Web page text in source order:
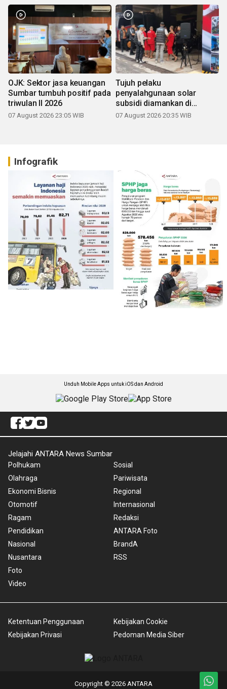
OJK: Sektor jasa keuangan
Sumbar tumbuh positif pada
triwulan II 2026
07 August 2026 23:05 WIB
Tujuh pelaku
penyalahgunaan solar
subsidi diamankan di
Sumbar
07 August 2026 20:35 WIB
Infografik
Unduh Mobile Apps untuk iOS dan Android
Jelajahi ANTARA News Sumbar
Polhukam
Olahraga
Ekonomi Bisnis
Otomotif
Ragam
Pendidikan
Nasional
Nusantara
Foto
Video
Sosial
Pariwisata
Regional
Internasional
Redaksi
ANTARA Foto
BrandA
RSS
Ketentuan Penggunaan
Kebijakan Privasi
Kebijakan Cookie
Pedoman Media Siber
Copyright © 2026 ANTARA